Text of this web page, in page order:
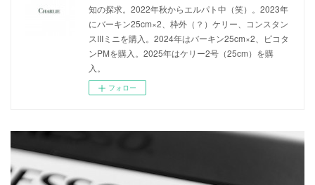
知の探求。2022年秋からエルパト中（笑）。2023年
にバーキン25cm×2、枠外（？）ケリー、コンスタン
スIIIミニを購入。2024年はバーキン25cm×2、ピコタ
ンPMを購入。2025年はケリー2号（25cm）を購
入。
フォロー